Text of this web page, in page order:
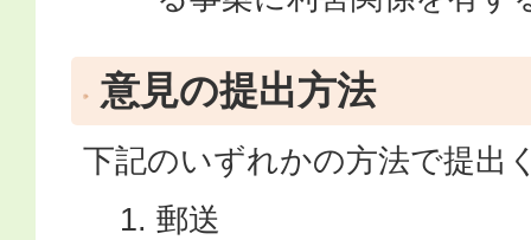
意見の提出方法
下記のいずれかの方法で提出
郵送